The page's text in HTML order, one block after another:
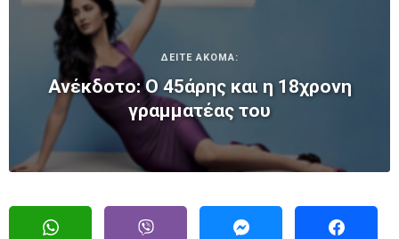
ΔΕΙΤΕ ΑΚΟΜΑ:
Ανέκδοτο: Ο 45άρης και η 18χρονη
γραμματέας του